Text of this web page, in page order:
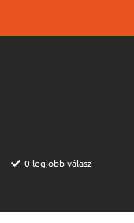
0 legjobb válasz